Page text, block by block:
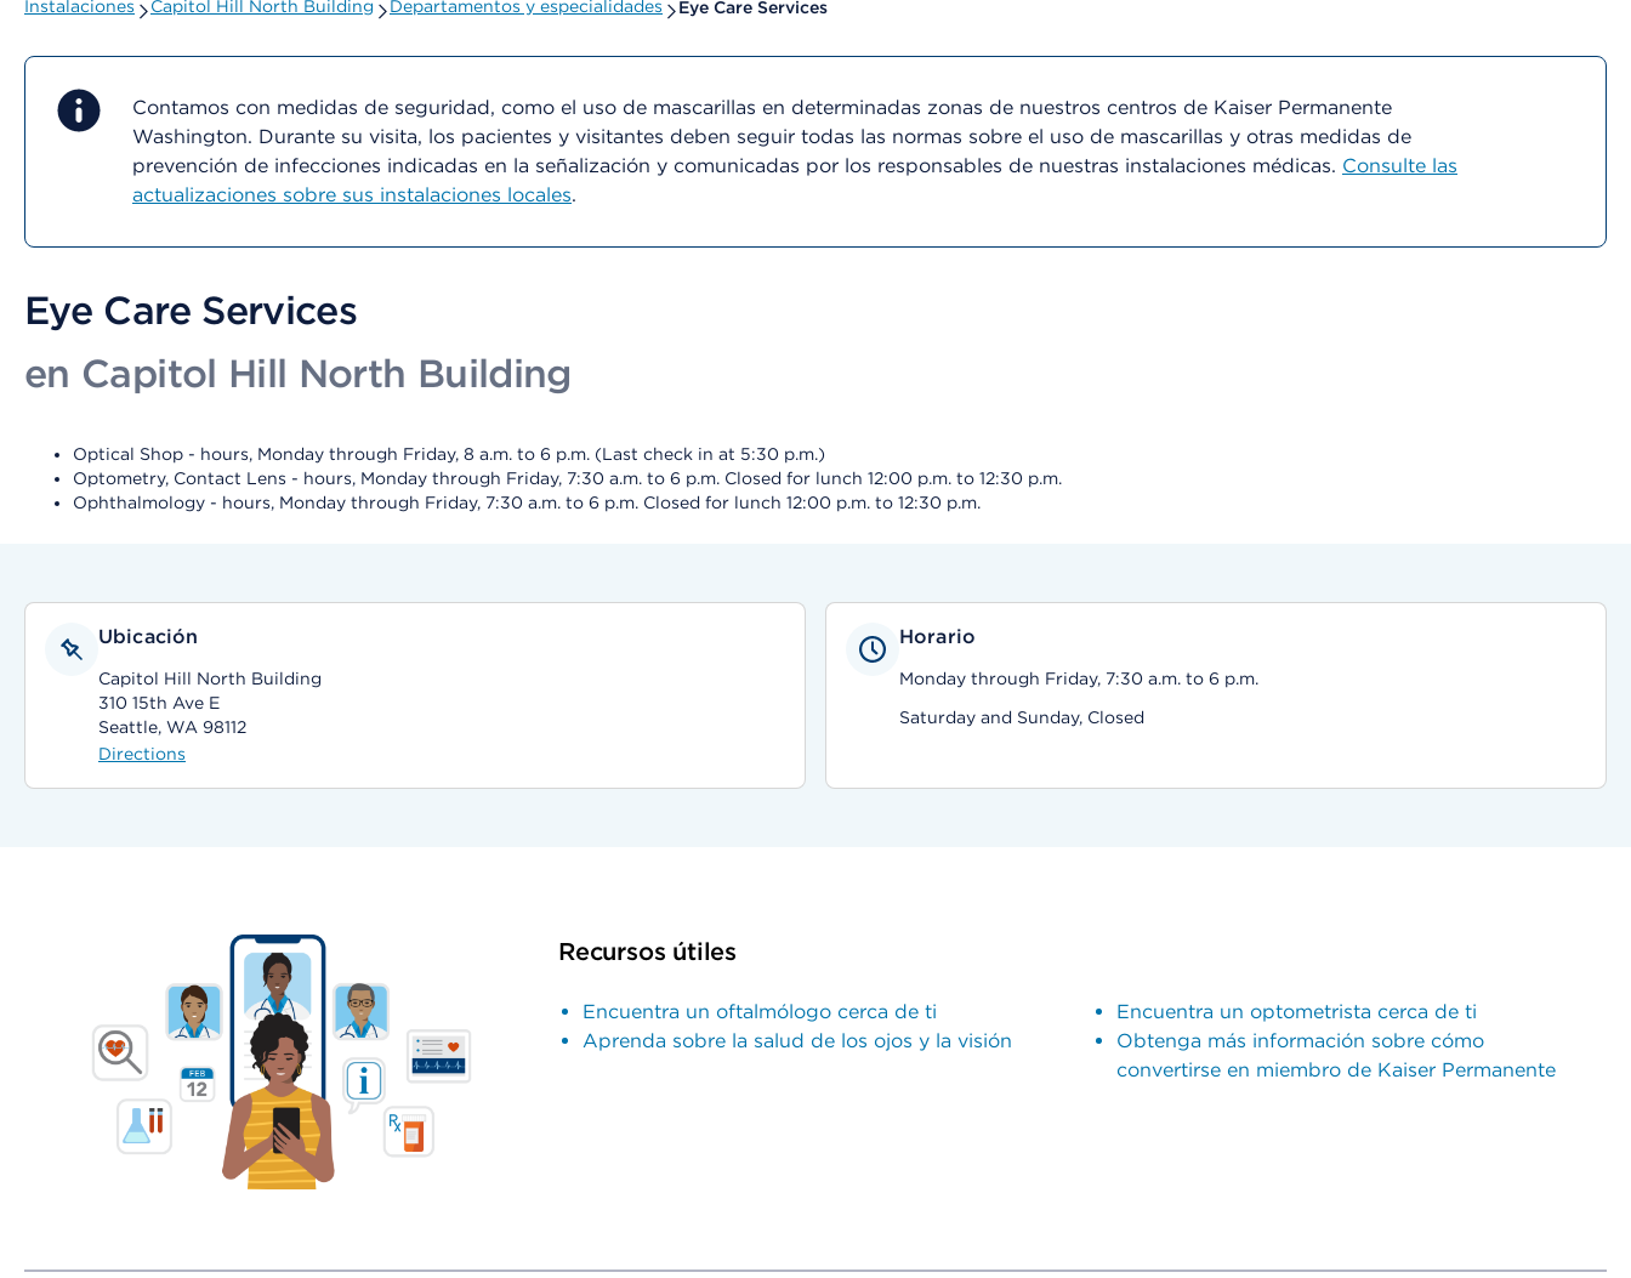
Instalaciones Capitol Hill North Building Departamentos y especialidades Eye Care Services
Contamos con medidas de seguridad, como el uso de mascarillas en determinadas zonas de nuestros centros de Kaiser Permanente
Washington. Durante su visita, los pacientes y visitantes deben seguir todas las normas sobre el uso de mascarillas y otras medidas de
prevención de infecciones indicadas en la señalización y comunicadas por los responsables de nuestras instalaciones médicas. Consulte las
actualizaciones sobre sus instalaciones locales.
Eye Care Services
en Capitol Hill North Building
Optical Shop - hours, Monday through Friday, 8 a.m. to 6 p.m. (Last check in at 5:30 p.m.)
Optometry, Contact Lens - hours, Monday through Friday, 7:30 a.m. to 6 p.m. Closed for lunch 12:00 p.m. to 12:30 p.m.
Ophthalmology - hours, Monday through Friday, 7:30 a.m. to 6 p.m. Closed for lunch 12:00 p.m. to 12:30 p.m.
Ubicación
Capitol Hill North Building
310 15th Ave E
Seattle, WA 98112
Directions
Horario
Monday through Friday, 7:30 a.m. to 6 p.m.
Saturday and Sunday, Closed
Recursos útiles
Encuentra un oftalmólogo cerca de ti
Aprenda sobre la salud de los ojos y la visión
Encuentra un optometrista cerca de ti
Obtenga más información sobre cómo
convertirse en miembro de Kaiser Permanente